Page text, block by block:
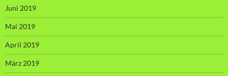
Juni 2019
Mai 2019
April 2019
März 2019